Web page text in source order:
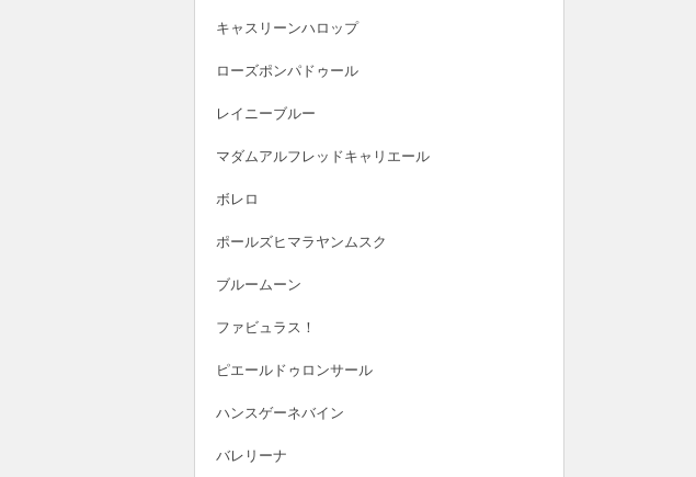
キャスリーンハロップ
ローズポンパドゥール
レイニーブルー
マダムアルフレッドキャリエール
ボレロ
ポールズヒマラヤンムスク
ブルームーン
ファビュラス！
ピエールドゥロンサール
ハンスゲーネバイン
バレリーナ